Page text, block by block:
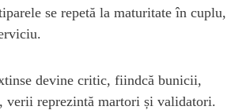
se repetă la maturitate în cuplu,
devine critic, fiindcă bunicii,
verii reprezintă martori și validatori.